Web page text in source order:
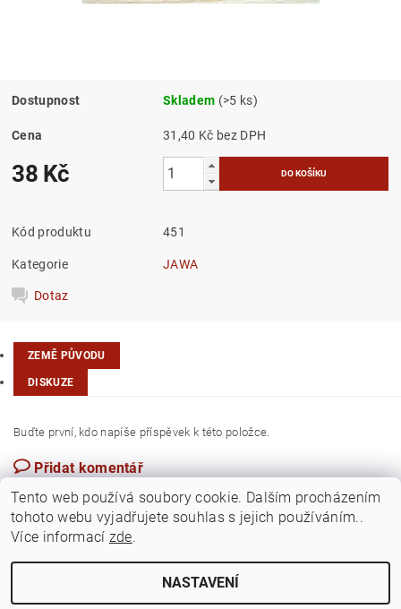
Dostupnost Skladem (>5 ks)
Cena 31,40 Kč bez DPH
38 Kč
Kód produktu 451
Kategorie JAWA
Dotaz
ZEMĚ PŮVODU
DISKUZE
Buďte první, kdo napíše příspěvek k této položce.
Přidat komentář
Tento web používá soubory cookie. Dalším procházením
tohoto webu vyjadřujete souhlas s jejich používáním..
Více informací zde.
NASTAVENÍ